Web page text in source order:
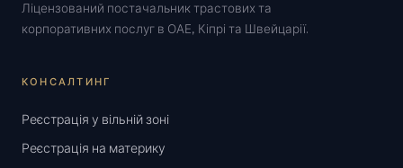
Ліцензований постачальник трастових та
корпоративних послуг в ОАЕ, Кіпрі та Швейцарії.
КОНСАЛТИНГ
Реєстрація у вільній зоні
Реєстрація на материку